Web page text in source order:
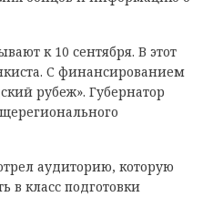
к 10 сентября. В этот
С финансированием
рубеж». Губернатор
аудиторию, которую
в класс подготовки